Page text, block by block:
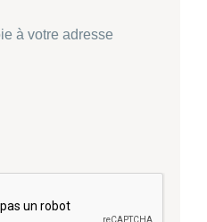
à votre adresse